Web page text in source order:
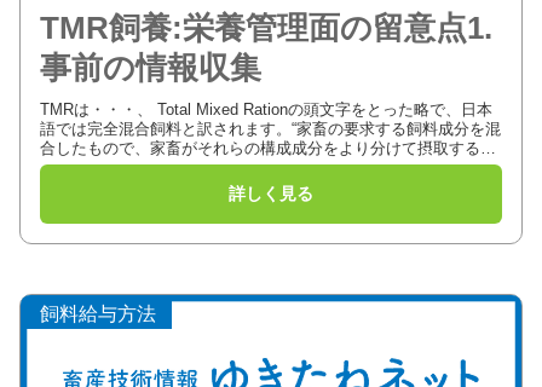
TMR飼養:栄養管理面の留意点1.
事前の情報収集
TMRは・・・、 Total Mixed Rationの頭文字をとった略で、日本
語では完全混合飼料と訳されます。“家畜の要求する飼料成分を混
合したもので、家畜がそれらの構成成分をより分けて摂取するこ
とができないほど十分混合され、いくつかの栄...
飼料給与方法